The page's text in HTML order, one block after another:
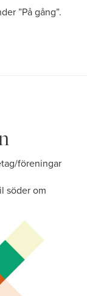
”På gång”.
föreningar
söder om